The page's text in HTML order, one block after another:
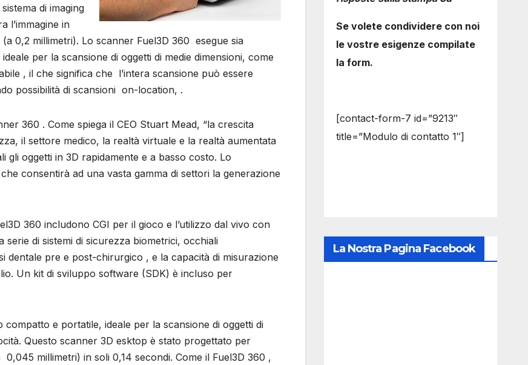
di imaging
l’immagine in
0,2 millimetri). Lo scanner Fuel3D 360 esegue sia
per la scansione di oggetti di medie dimensioni, come
, il che significa che l’intera scansione può essere
possibilità di scansioni on-location, .
360 . Come spiega il CEO Stuart Mead, “la crescita
il settore medico, la realtà virtuale e la realtà aumentata
oggetti in 3D rapidamente e a basso costo. Lo
consentirà ad una vasta gamma di settori la generazione
360 includono CGI per il gioco e l’utilizzo dal vivo con
di sistemi di sicurezza biometrici, occhiali
dentale pre e post-chirurgico , e la capacità di misurazione
Un kit di sviluppo software (SDK) è incluso per
e portatile, ideale per la scansione di oggetti di
Questo scanner 3D esktop è stato progettato per
millimetri) in soli 0,14 secondi. Come il Fuel3D 360 ,
Se volete condividere con noi
le vostre esigenze compilate
la form.
[contact-form-7 id=”9213″
title=”Modulo di contatto 1″]
La Nostra Pagina Facebook